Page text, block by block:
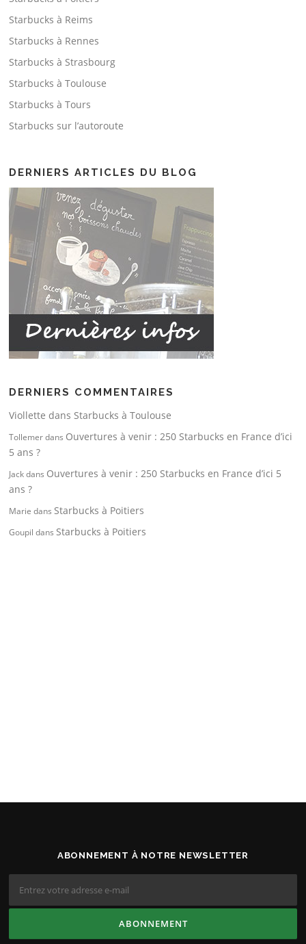
Starbucks à Reims
Starbucks à Rennes
Starbucks à Strasbourg
Starbucks à Toulouse
Starbucks à Tours
Starbucks sur l’autoroute
DERNIERS ARTICLES DU BLOG
DERNIERS COMMENTAIRES
Viollette dans Starbucks à Toulouse
Tollemerdans Ouvertures à venir : 250 Starbucks en France d’ici
5 ans ?
Jackdans Ouvertures à venir : 250 Starbucks en France d’ici 5
ans ?
Marie dans Starbucks à Poitiers
Goupil dans Starbucks à Poitiers
ABONNEMENT À NOTRE NEWSLETTER